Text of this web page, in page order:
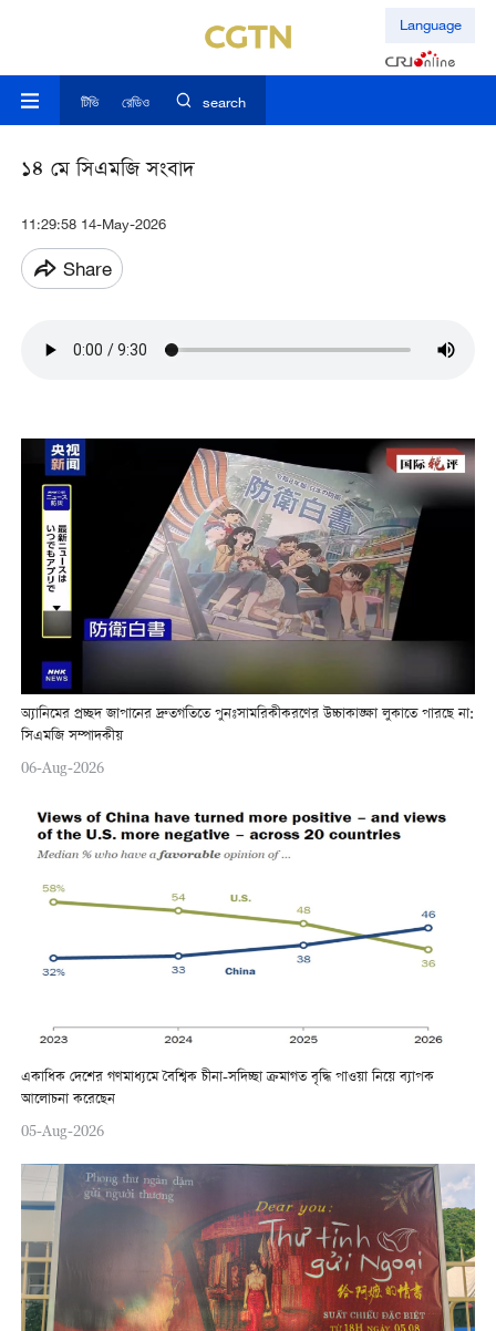
Language
টিভি রেডিও search
১৪ মে সিএমজি সংবাদ
11:29:58 14-May-2026
Share
অ্যানিমের প্রচ্ছদ জাপানের দ্রুতগতিতে পুনঃসামরিকীকরণের উচ্চাকাঙ্ক্ষা লুকাতে পারছে না:
সিএমজি সম্পাদকীয়
06-Aug-2026
একাধিক দেশের গণমাধ্যমে বৈশ্বিক চীনা-সদিচ্ছা ক্রমাগত বৃদ্ধি পাওয়া নিয়ে ব্যাপক
আলোচনা করেছেন
05-Aug-2026